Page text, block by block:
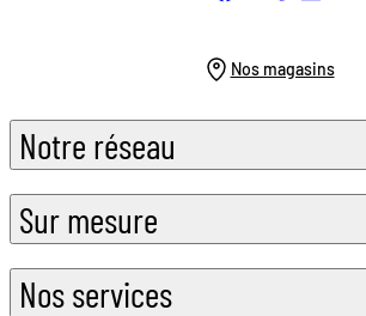
Nos magasins
Notre réseau
Sur mesure
Nos services